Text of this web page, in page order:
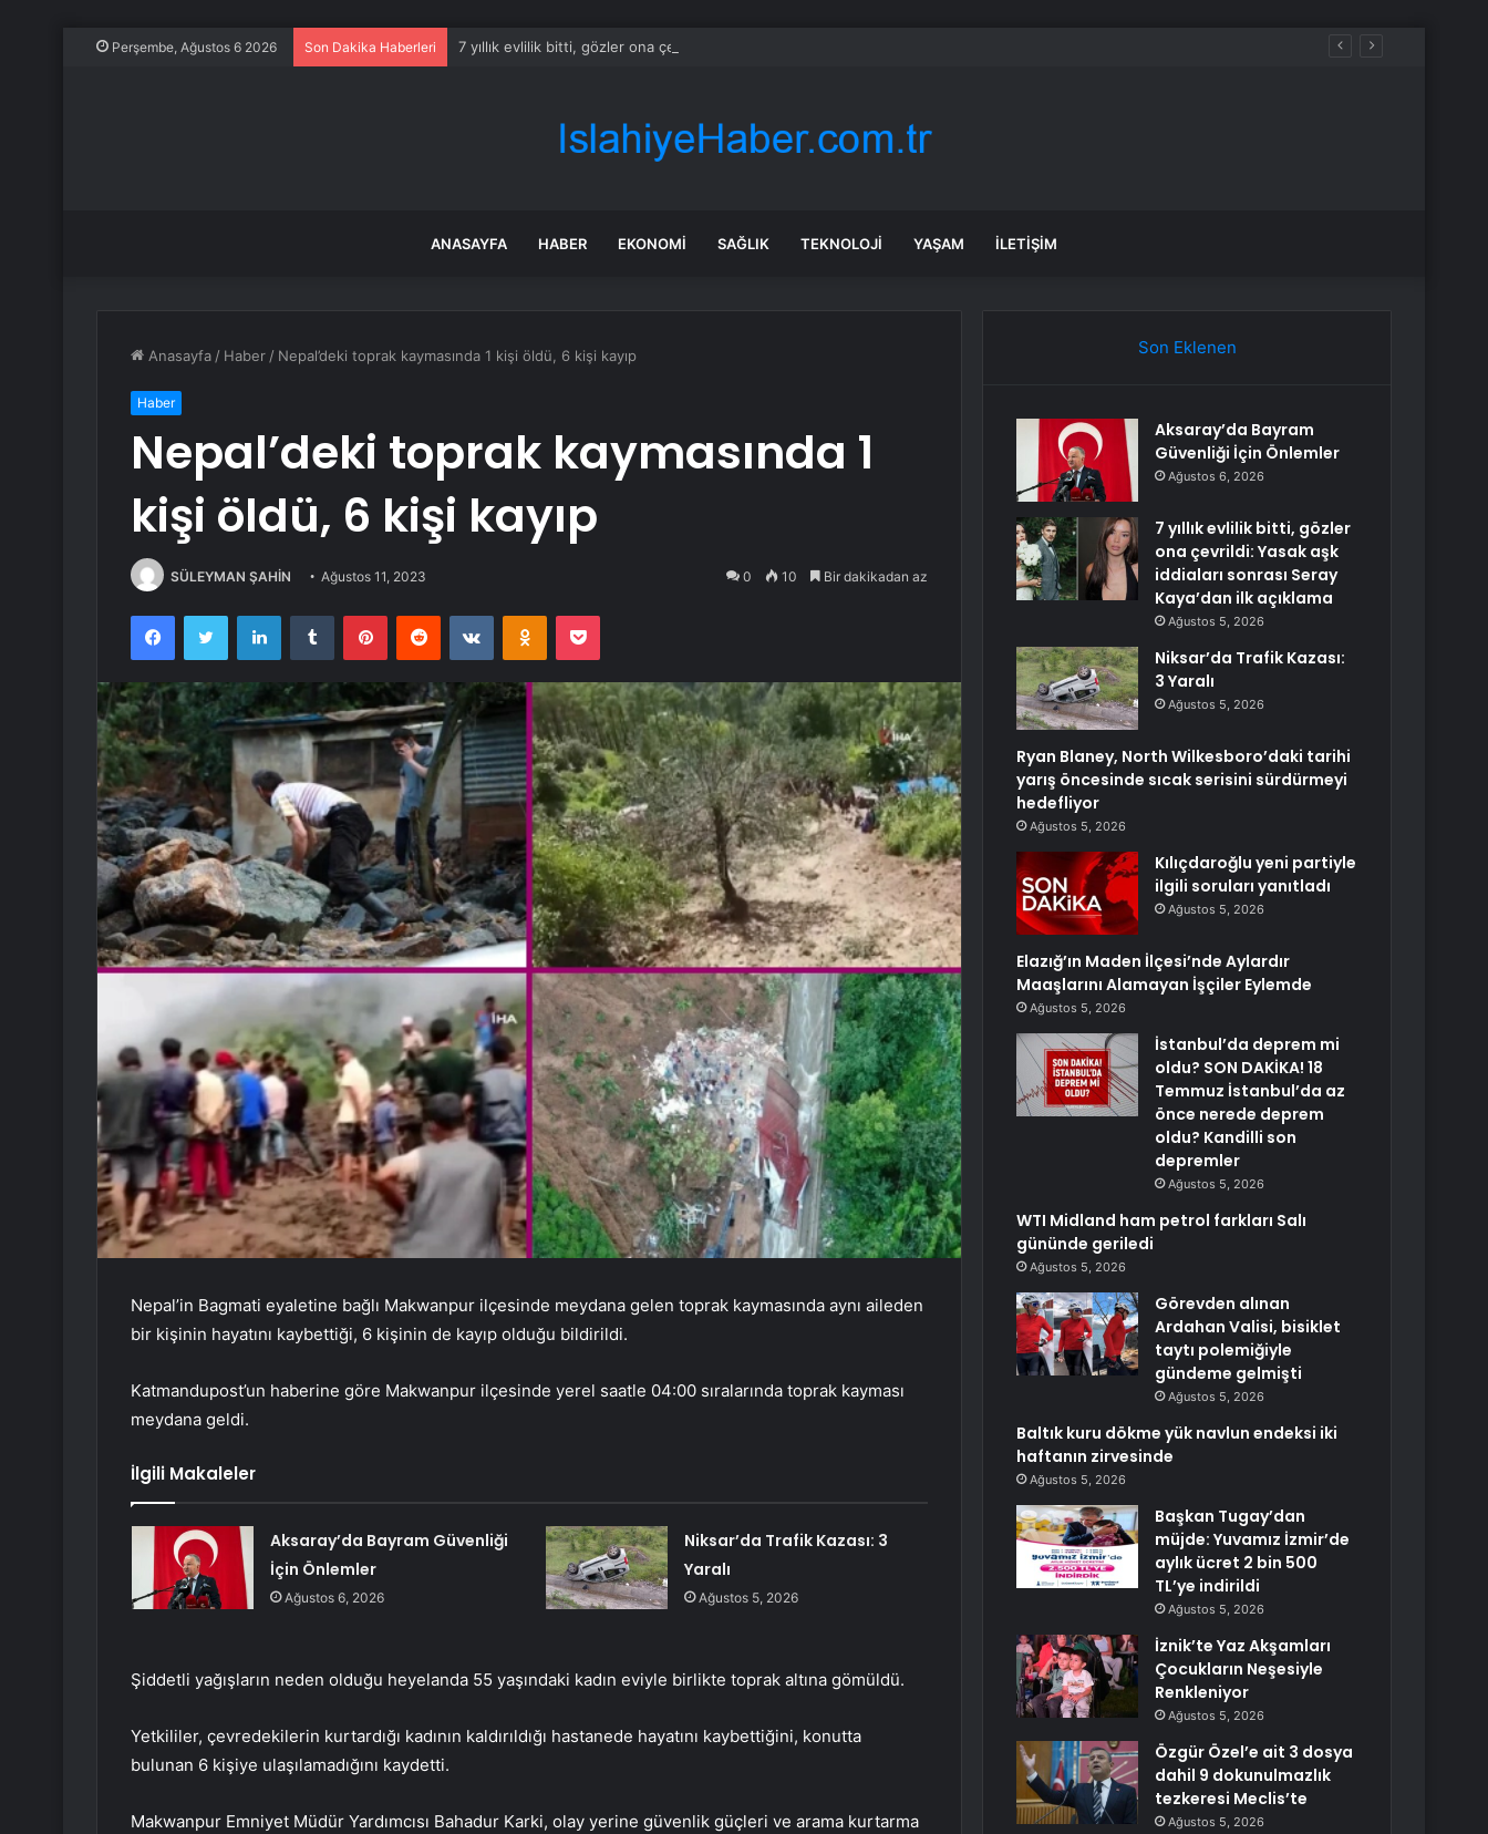
Perşembe, Ağustos 6 2026 Son Dakika Haberleri 7 yıllık evlilik bitti, gözler ona çevrildi: Yasak aşk iddiaları sonrası Seray Kaya’dan ilk açıklama
ANASAYFA HABER EKONOMI SAĞLIK TEKNOLOJI YAŞAM İLETIŞIM
Anasayfa / Haber / Nepal’deki toprak kaymasında 1 kişi öldü, 6 kişi kayıp
Haber
Nepal’deki toprak kaymasında 1
kişi öldü, 6 kişi kayıp
SÜLEYMAN ŞAHİN Ağustos 11, 2023 0 10 Bir dakikadan az
FacebookTwitter LinkedInTumblr PinterestReddit VKontakteOdnoklassniki
Pocket
Nepal’in Bagmati eyaletine bağlı Makwanpur ilçesinde meydana gelen toprak kaymasında aynı aileden
bir kişinin hayatını kaybettiği, 6 kişinin de kayıp olduğu bildirildi.
Katmandupost’un haberine göre Makwanpur ilçesinde yerel saatle 04:00 sıralarında toprak kayması
meydana geldi.
İlgili Makaleler
Aksaray’da Bayram Güvenliği
İçin Önlemler
Ağustos 6, 2026
Niksar’da Trafik Kazası: 3
Yaralı
Ağustos 5, 2026
Şiddetli yağışların neden olduğu heyelanda 55 yaşındaki kadın eviyle birlikte toprak altına gömüldü.
Yetkililer, çevredekilerin kurtardığı kadının kaldırıldığı hastanede hayatını kaybettiğini, konutta
bulunan 6 kişiye ulaşılamadığını kaydetti.
Makwanpur Emniyet Müdür Yardımcısı Bahadur Karki, olay yerine güvenlik güçleri ve arama kurtarma
Son Eklenen
Aksaray’da Bayram
Güvenliği İçin Önlemler
Ağustos 6, 2026
7 yıllık evlilik bitti, gözler
ona çevrildi: Yasak aşk
iddiaları sonrası Seray
Kaya’dan ilk açıklama
Ağustos 5, 2026
Niksar’da Trafik Kazası:
3 Yaralı
Ağustos 5, 2026
Ryan Blaney, North Wilkesboro’daki tarihi
yarış öncesinde sıcak serisini sürdürmeyi
hedefliyor
Ağustos 5, 2026
Kılıçdaroğlu yeni partiyle
ilgili soruları yanıtladı
Ağustos 5, 2026
Elazığ’ın Maden İlçesi’nde Aylardır
Maaşlarını Alamayan İşçiler Eylemde
Ağustos 5, 2026
İstanbul’da deprem mi
oldu? SON DAKİKA! 18
Temmuz İstanbul’da az
önce nerede deprem
oldu? Kandilli son
depremler
Ağustos 5, 2026
WTI Midland ham petrol farkları Salı
gününde geriledi
Ağustos 5, 2026
Görevden alınan
Ardahan Valisi, bisiklet
taytı polemiğiyle
gündeme gelmişti
Ağustos 5, 2026
Baltık kuru dökme yük navlun endeksi iki
haftanın zirvesinde
Ağustos 5, 2026
Başkan Tugay’dan
müjde: Yuvamız İzmir’de
aylık ücret 2 bin 500
TL’ye indirildi
Ağustos 5, 2026
İznik’te Yaz Akşamları
Çocukların Neşesiyle
Renkleniyor
Ağustos 5, 2026
Özgür Özel’e ait 3 dosya
dahil 9 dokunulmazlık
tezkeresi Meclis’te
Ağustos 5, 2026